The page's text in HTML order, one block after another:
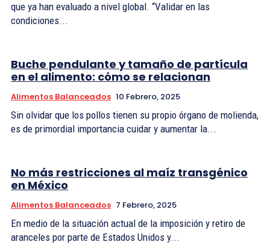
que ya han evaluado a nivel global. “Validar en las
condiciones...
Buche pendulante y tamaño de partícula
en el alimento: cómo se relacionan
Alimentos Balanceados 10 Febrero, 2025
Sin olvidar que los pollos tienen su propio órgano de molienda,
es de primordial importancia cuidar y aumentar la...
No más restricciones al maíz transgénico
en México
Alimentos Balanceados 7 Febrero, 2025
En medio de la situación actual de la imposición y retiro de
aranceles por parte de Estados Unidos y...